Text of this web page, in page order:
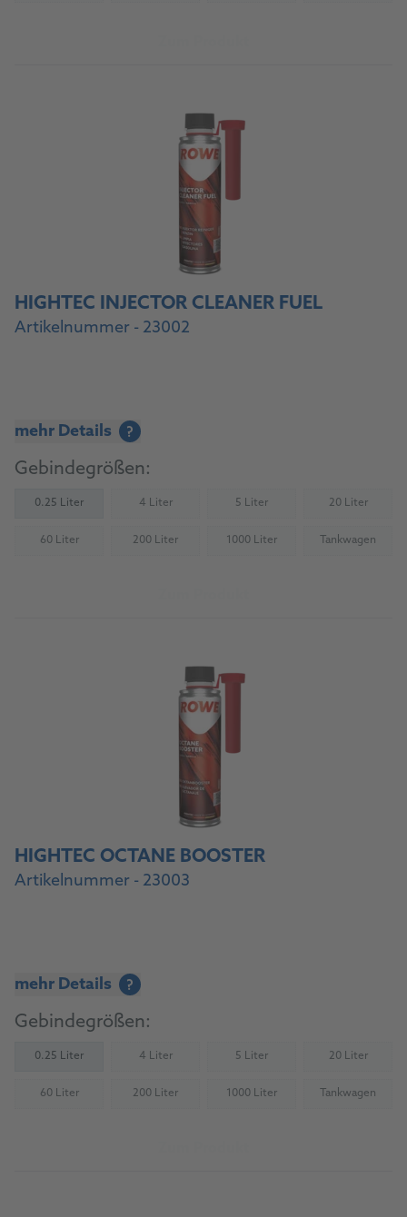
HIGHTEC INJECTOR CLEANER FUEL
Artikelnummer - 23002
mehr Details ?
Gebindegrößen:
0.25 Liter 4 Liter
(Nicht verfügbar)5 Liter(Nicht verfügbar)20 Liter
(Nicht
60 Liter
(Nicht verfügbar)200 Liter(Nicht verfügbar)1000 Liter(Nicht verfügbar)Tankwagen
(Nicht
HIGHTEC OCTANE BOOSTER
Artikelnummer - 23003
mehr Details ?
Gebindegrößen:
0.25 Liter 4 Liter
(Nicht verfügbar)5 Liter(Nicht verfügbar)20 Liter
(Nicht
60 Liter
(Nicht verfügbar)200 Liter(Nicht verfügbar)1000 Liter(Nicht verfügbar)Tankwagen
(Nicht